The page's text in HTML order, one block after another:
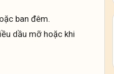
ban đêm.
dầu mỡ hoặc khi